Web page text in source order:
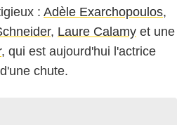
: Adèle Exarchopoulos,
, Laure Calamy et une
, qui est aujourd'hui l'actrice
chute.